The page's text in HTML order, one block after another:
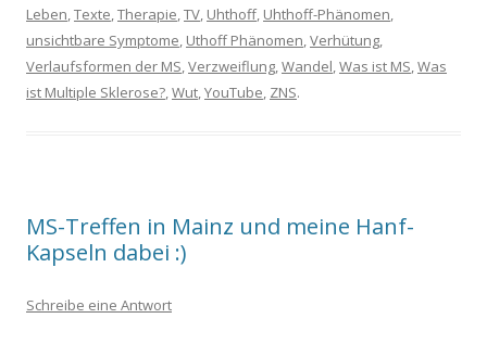
Leben,Texte,Therapie,TV, Uhthoff, Uhthoff-Phänomen,
unsichtbare Symptome, Uthoff Phänomen,Verhütung,
Verlaufsformen der MS,Verzweiflung,Wandel,Was ist MS,Was
ist Multiple Sklerose?,Wut,YouTube, ZNS.
MS-Treffen in Mainz und meine Hanf-
Kapseln dabei :)
Schreibe eine Antwort